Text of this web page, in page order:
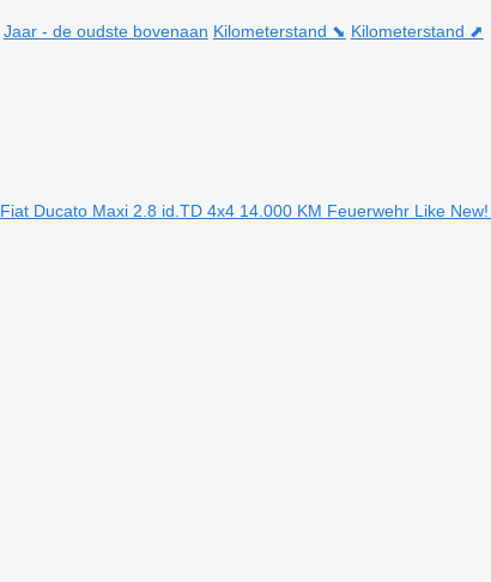
Jaar - de oudste bovenaan Kilometerstand ⬊ Kilometerstand ⬈
Fiat Ducato Maxi 2.8 id.TD 4x4 14.000 KM Feuerwehr Like